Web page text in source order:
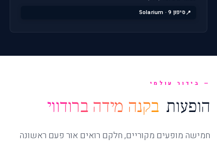
סיפון 9 · Solarium
בידור עולמי
הופעות בקנה מידה ברודווי
חמישה מופעים מקוריים, חלקם רואים אור פעם ראשונה